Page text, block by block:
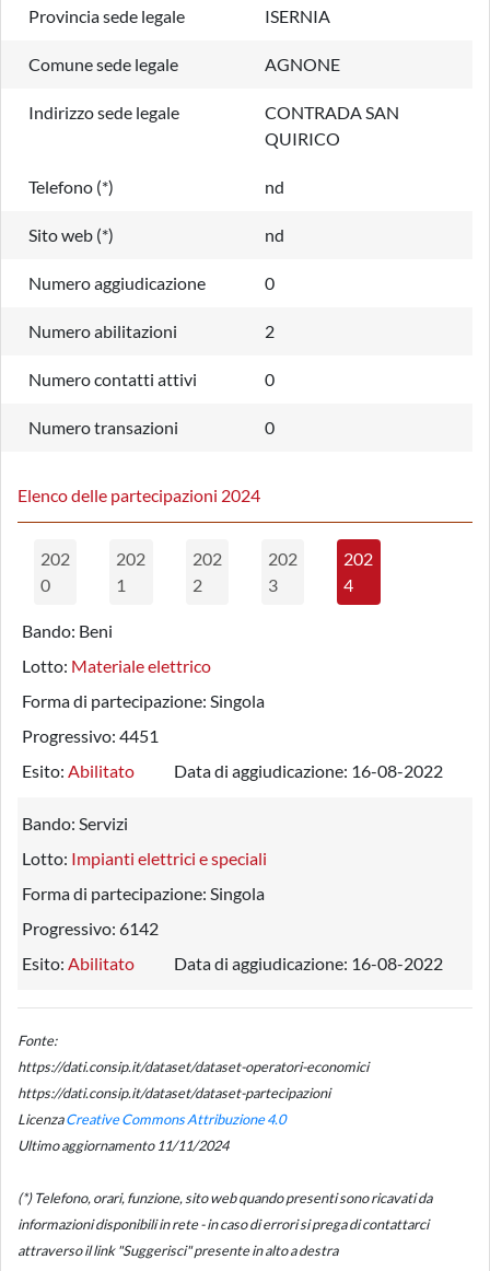
Provincia sede legale ISERNIA
Comune sede legale AGNONE
Indirizzo sede legale
CONTRADA SAN
QUIRICO
Telefono (*) nd
Sito web (*) nd
Numero aggiudicazione 0
Numero abilitazioni 2
Numero contatti attivi 0
Numero transazioni 0
Elenco delle partecipazioni 2024
202
0
202
1
202
2
202
3
202
4
Bando: Beni
Lotto: Materiale elettrico
Forma di partecipazione: Singola
Progressivo: 4451
Esito: Abilitato Data di aggiudicazione: 16-08-2022
Bando: Servizi
Lotto: Impianti elettrici e speciali
Forma di partecipazione: Singola
Progressivo: 6142
Esito: Abilitato Data di aggiudicazione: 16-08-2022
Fonte:
https://dati.consip.it/dataset/dataset-operatori-economici
https://dati.consip.it/dataset/dataset-partecipazioni
LicenzaCreative Commons Attribuzione 4.0
Ultimo aggiornamento 11/11/2024
(*) Telefono, orari, funzione, sito web quando presenti sono ricavati da
informazioni disponibili in rete - in caso di errori si prega di contattarci
attraverso il link "Suggerisci" presente in alto a destra